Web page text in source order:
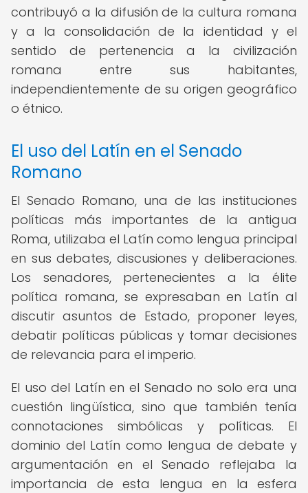
contribuyó a la difusión de la cultura romana
y a la consolidación de la identidad y el
sentido de pertenencia a la civilización
romana entre sus habitantes,
independientemente de su origen geográfico
o étnico.
El uso del Latín en el Senado
Romano
El Senado Romano, una de las instituciones
políticas más importantes de la antigua
Roma, utilizaba el Latín como lengua principal
en sus debates, discusiones y deliberaciones.
Los senadores, pertenecientes a la élite
política romana, se expresaban en Latín al
discutir asuntos de Estado, proponer leyes,
debatir políticas públicas y tomar decisiones
de relevancia para el imperio.
El uso del Latín en el Senado no solo era una
cuestión lingüística, sino que también tenía
connotaciones simbólicas y políticas. El
dominio del Latín como lengua de debate y
argumentación en el Senado reflejaba la
importancia de esta lengua en la esfera